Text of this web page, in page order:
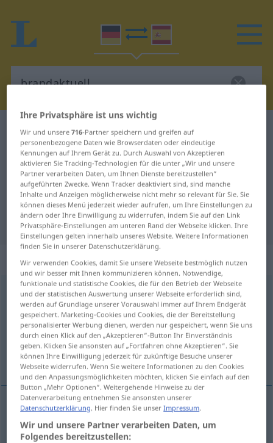
Deutsch-Spanisch Wörterbuch brandaktuell
Deutsch-Spanisch Übersetzung für
"brandaktuell"
"brandaktuell" Spanisch
Übersetzung
„brandaktuell“: Adjektiv
brandaktuelladj
Übersicht aller Übersetzungen
(Für mehr Details die Übersetzung anklicken/antippen)
de gran actualidad
degran actualidad brandaktuell
Ihre Privatsphäre ist uns wichtig
Wir und unsere716-Partner speichern und greifen auf
personenbezogene Daten wie Browserdaten oder eindeutige
Kennungen auf Ihrem Gerät zu. Durch Auswahl von Akzeptieren
aktivieren Sie Tracking-Technologien für die unter „Wir und unsere
Partner verarbeiten Daten, um Ihnen Dienste bereitzustellen“
aufgeführten Zwecke. Wenn Tracker deaktiviert sind, sind manche
Inhalte und Anzeigen möglicherweise nicht mehr so relevant für Sie. Sie
können dieses Menü jederzeit wieder aufrufen, um Ihre Einstellungen zu
ändern oder Ihre Einwilligung zu widerrufen, indem Sie auf den Link
Privatsphäre-Einstellungen am unteren Rand der Webseite klicken. Ihre
Einstellungen gelten innerhalb unseres Website. Weitere Informationen
finden Sie in unserer Datenschutzerklärung.
Wir verwenden Cookies, damit Sie unsere Webseite bestmöglich nutzen
und wir besser mit Ihnen kommunizieren können. Notwendige,
funktionale und statistische Cookies, die für den Betrieb der Webseite
und der statistischen Auswertung unserer Webseite erforderlich sind,
werden auf Grundlage unserer Vorauswahl immer auf Ihrem Endgerät
gespeichert. Marketing-Cookies und Cookies, die der Bereitstellung
personalisierter Werbung dienen, werden nur gespeichert, wenn Sie uns
durch einen Klick auf den „Akzeptieren“-Button Ihr Einverständnis
geben. Klicken Sie ansonsten auf „Fortfahren ohne Akzeptieren“. Sie
können Ihre Einwilligung jederzeit für zukünftige Besuche unserer
Webseite widerrufen. Wenn Sie weitere Informationen zu den Cookies
und den Anpassungsmöglichkeiten möchten, klicken Sie einfach auf den
Button „Mehr Optionen“. Weitergehende Hinweise zu der
Datenverarbeitung entnehmen Sie ansonsten unserer
Datenschutzerklärung. Hier finden Sie unserImpressum.
Wir und unsere Partner verarbeiten Daten, um
Folgendes bereitzustellen: